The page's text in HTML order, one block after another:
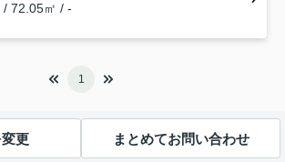
/ 72.05㎡ / -
1
更 まとめてお問い合わせ